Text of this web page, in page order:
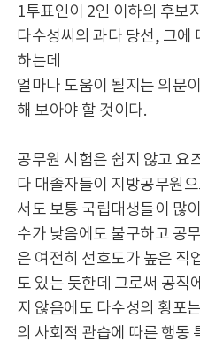
1투표인이 2인 이하의 후보
다수성씨의 과다 당선, 그에
하는데
얼마나 도움이 될지는 의문
해 보아야 할 것이다.
공무원 시험은 쉽지 않고 요
다 대졸자들이 지방공무원
서도 보퉁 국립대생들이 많
수가 낮음에도 불구하고 공
은 여전히 선호도가 높은 직
도 있는 듯한데 그로써 공직
지 않음에도 다수성의 횡포
의 사회적 관습에 따른 행동